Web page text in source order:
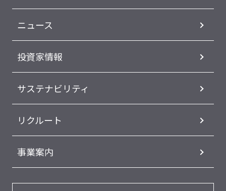
ニュース
投資家情報
サステナビリティ
リクルート
事業案内